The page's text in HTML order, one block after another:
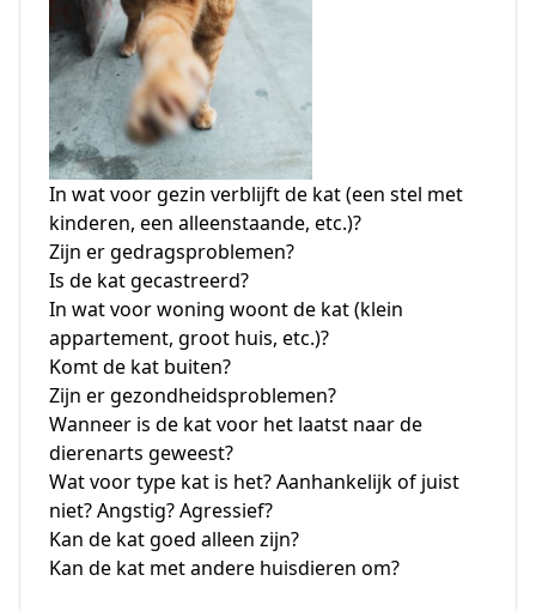
In wat voor gezin verblijft de kat (een stel met
kinderen, een alleenstaande, etc.)?
Zijn er gedragsproblemen?
Is de kat gecastreerd?
In wat voor woning woont de kat (klein
appartement, groot huis, etc.)?
Komt de kat buiten?
Zijn er gezondheidsproblemen?
Wanneer is de kat voor het laatst naar de
dierenarts geweest?
Wat voor type kat is het? Aanhankelijk of juist
niet? Angstig? Agressief?
Kan de kat goed alleen zijn?
Kan de kat met andere huisdieren om?